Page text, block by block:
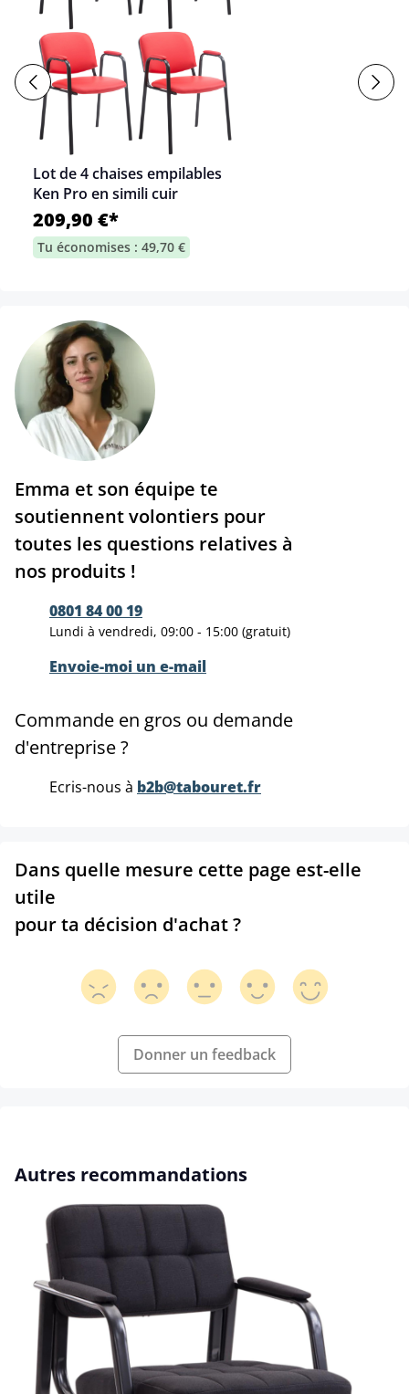
Lot de 4 chaises empilables
Ken Pro en simili cuir
209,90 €*
Tu économises : 49,70 €
Emma et son équipe te
soutiennent volontiers pour
toutes les questions relatives à
nos produits !
0801 84 00 19
Lundi à vendredi, 09:00 - 15:00 (gratuit)
Envoie-moi un e-mail
Commande en gros ou demande
d'entreprise ?
Ecris-nous à b2b@tabouret.fr
Dans quelle mesure cette page est-elle
utile
pour ta décision d'achat ?
Donner un feedback
Ignorer la galerie de produits
Autres recommandations